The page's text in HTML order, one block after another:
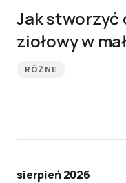
Jak stworzyć
ziołowy w
RÓŻNE
sierpień 2026